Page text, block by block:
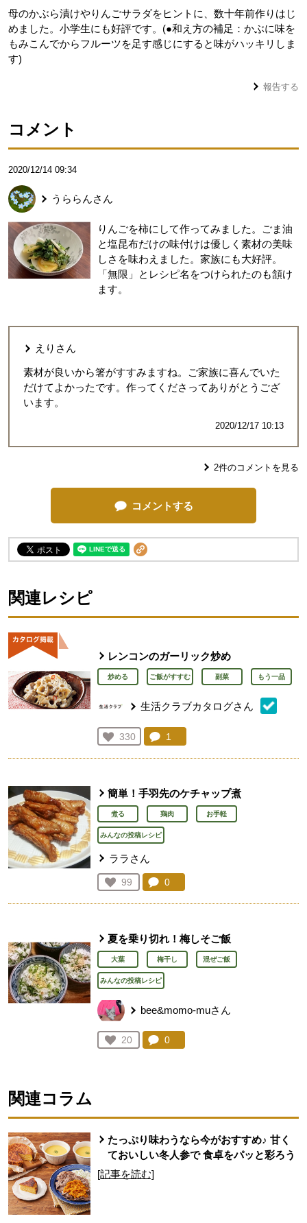
母のかぶら漬けやりんごサラダをヒントに、数十年前作りはじ
めました。小学生にも好評です。(●和え方の補足：かぶに味を
もみこんでからフルーツを足す感じにすると味がハッキリしま
す)
報告する
コメント
2020/12/14 09:34
うららんさん
りんごを柿にして作ってみました。ごま油
と塩昆布だけの味付けは優しく素材の美味
しさを味わえました。家族にも大好評。
「無限」とレシピ名をつけられたのも頷け
ます。
えり さん
素材が良いから箸がすすみますね。ご家族に喜んでいた
だけてよかったです。作ってくださってありがとうござ
います。
2020/12/17 10:13
2件のコメントを見る
コメントする
関連レシピ
レンコンのガーリック炒め
炒める ご飯がすすむ 副菜 もう一品
生活クラブカタログさん
お気に入り登録：
330
人が登録
コメント：
1
簡単！手羽先のケチャップ煮
煮る 鶏肉 お手軽
みんなの投稿レシピ
ララさん
お気に入り登録：
99
人が登録
コメント：
0
夏を乗り切れ！梅しそご飯
大葉 梅干し 混ぜご飯
みんなの投稿レシピ
bee&momo-muさん
お気に入り登録：
20
人が登録
コメント：
0
関連コラム
たっぷり味わうなら今がおすすめ♪ 甘く
ておいしい冬人参で 食卓をパッと彩ろう
[記事を読む]